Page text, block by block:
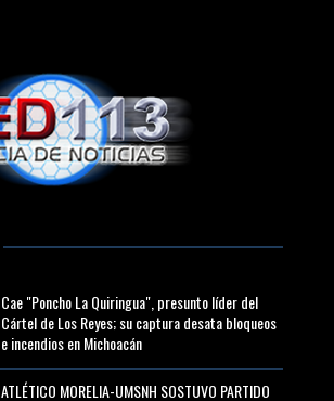
Cae "Poncho La Quiringua", presunto líder del
Cártel de Los Reyes; su captura desata bloqueos
e incendios en Michoacán
ATLÉTICO MORELIA-UMSNH SOSTUVO PARTIDO